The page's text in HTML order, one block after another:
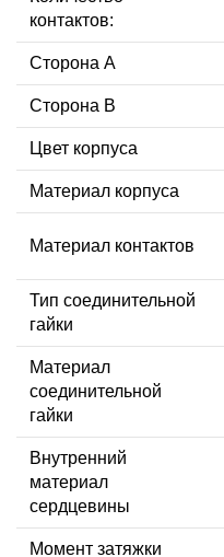
контактов:
Сторона А
Сторона В
Цвет корпуса
Материал корпуса
Материал контактов
Тип соединительной
гайки
Материал
соединительной
гайки
Внутренний
материал
сердцевины
Момент затяжки